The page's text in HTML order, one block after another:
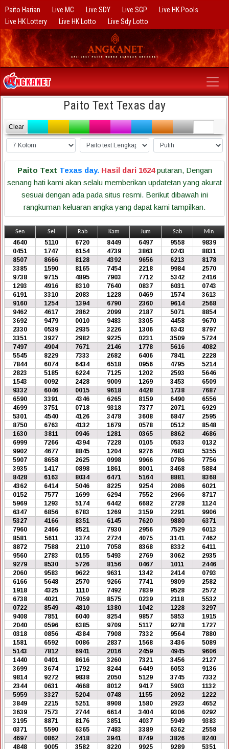
Paito Harian Live MC Live SDY Live SGP
Live HK Pools
Live HK Lottery
Live HK Lotto Live Sdy Lotto
Paito Text Texas day
Clear
Paito Text Texas day. Hasil dari 1624putaran, Dengan
senang hati kami akan selalu memberikan updatetan yang akurat
sesuai dengan ada pada situs resmi. Berikut dibawah ini
rangkuman keluaran angka yang dapat kami tampilkan.
Sen Sel Rab Kam Jum Sab Min
4640 5110 6720 8449 6497 9558
9839
0451
1747 6154 4739 3863 0243
8831
8507
8666 8128 4392 9656 6213
8178
3385
1590 8165 7454 2218 9984
2570
9738
9715 4895 7903 7712 5342
2416
1293
4916 8310 7640 0837 6031
0743
6191
3310 2083 1228 0469 1574
3613
9160
1254 1394 6790 2360 9614
2568
9462
4617 2862 2099 2187 5071
8854
3692
9479 0010 9483 3305 4458
9670
2330
0539 2935 3226 1306 6343
8797
3351
3927 2982 9225 0231 3509
5724
7497
4904 7671 2146 1778 5616
4082
5545
8229 7333 2682 6406 7841
2228
7844
6074 6434 6518 0956 4795
5214
2823
5185 6224 7125 1202 2593
5646
1543
0092 2428 9009 1269 3453
6509
9332
6046 0015 9618 4428 1738
7687
6590
3391 4346 6265 8159 6490
6556
4699
3751 0718 9318 7377 2071
6929
5301
4540 4126 3478 3608 6847
2595
8750
6763 4132 1679 0578 0512
8548
1630
3811 0946 1281 0365 8862
4686
6999
7266 4394 7228 0105 0533
0132
9902
4677 8845 1204 9276 7683
5355
5907
8658 2625 0998 9966 0786
7756
3935
1417 0898 1861 8001 3468
5884
8428
6163 8034 6471 5164 8881
8368
4362
6414 5046 8225 9254 2086
6021
0152
7577 1699 6294 7552 2966
8717
5969
1293 5174 6442 6682 2728
1124
6347
6856 6783 1269 3159 2291
9906
5327
4166 8351 6145 7620 9880
6371
7960
2466 8521 7930 2956 7529
6013
8581
5611 3374 2724 4075 3141
7462
8872
7588 2110 7058 8368 8332
6411
9560
2783 0155 5493 2769 3062
2935
9279
8530 5726 8156 0467 1011
2446
2060
9583 9622 9631 1342 2414
0793
6166
5648 2570 9266 7741 9809
2582
1918
4325 1110 7492 7839 9528
2572
6738
4021 7059 8575 0239 2118
5532
0722
8549 4810 1380 1042 1228
3297
9408
7851 6040 8254 9857 5853
1915
2040
0596 6385 9709 5117 9278
1727
0318
0856 4384 7908 7332 9564
7880
1581
6592 0086 2837 1568 3436
5089
5143
7812 6941 2016 2459 4945
9606
1440
0401 8616 3260 7321 3456
2127
3699
3674 1792 8244 6449 6053
9136
9814
9272 9838 2050 5129 3745
7332
2344
0631 4668 8012 9417 5903
1132
5959
3327 5204 0748 1155 2092
1222
3849
2215 5251 8908 1580 2923
4652
3639
7573 2744 6614 3404 9306
0292
3195
8871 8176 3851 4037 5949
9383
0371
5590 6365 7483 3389 6362
2558
4697
0862 2418 3941 8749 3826
8240
4848
9005 3582 8220 9925 9289
5351